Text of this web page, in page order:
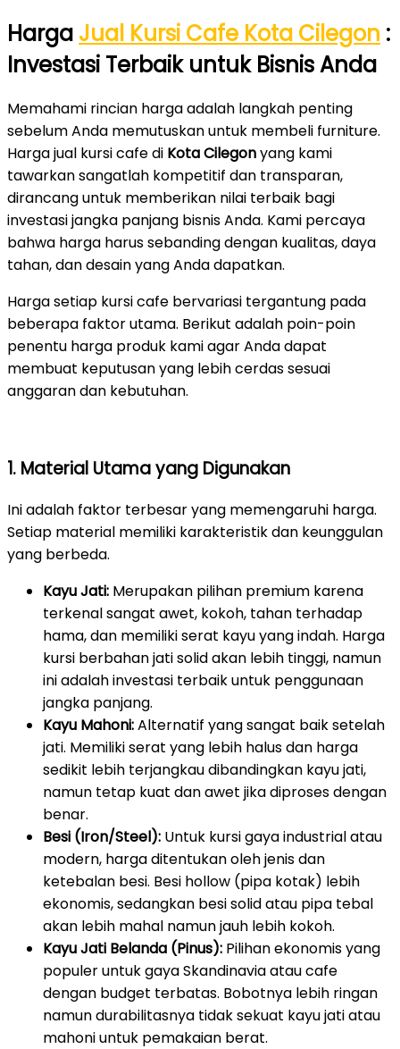
Harga Jual Kursi Cafe Kota Cilegon :
Investasi Terbaik untuk Bisnis Anda
Memahami rincian harga adalah langkah penting
sebelum Anda memutuskan untuk membeli furniture.
Harga jual kursi cafe di Kota Cilegonyang kami
tawarkan sangatlah kompetitif dan transparan,
dirancang untuk memberikan nilai terbaik bagi
investasi jangka panjang bisnis Anda. Kami percaya
bahwa harga harus sebanding dengan kualitas, daya
tahan, dan desain yang Anda dapatkan.
Harga setiap kursi cafe bervariasi tergantung pada
beberapa faktor utama. Berikut adalah poin-poin
penentu harga produk kami agar Anda dapat
membuat keputusan yang lebih cerdas sesuai
anggaran dan kebutuhan.
1. Material Utama yang Digunakan
Ini adalah faktor terbesar yang memengaruhi harga.
Setiap material memiliki karakteristik dan keunggulan
yang berbeda.
Kayu Jati: Merupakan pilihan premium karena
terkenal sangat awet, kokoh, tahan terhadap
hama, dan memiliki serat kayu yang indah. Harga
kursi berbahan jati solid akan lebih tinggi, namun
ini adalah investasi terbaik untuk penggunaan
jangka panjang.
Kayu Mahoni:Alternatif yang sangat baik setelah
jati. Memiliki serat yang lebih halus dan harga
sedikit lebih terjangkau dibandingkan kayu jati,
namun tetap kuat dan awet jika diproses dengan
benar.
Besi (Iron/Steel): Untuk kursi gaya industrial atau
modern, harga ditentukan oleh jenis dan
ketebalan besi. Besi hollow (pipa kotak) lebih
ekonomis, sedangkan besi solid atau pipa tebal
akan lebih mahal namun jauh lebih kokoh.
Kayu Jati Belanda (Pinus): Pilihan ekonomis yang
populer untuk gaya Skandinavia atau cafe
dengan budget terbatas. Bobotnya lebih ringan
namun durabilitasnya tidak sekuat kayu jati atau
mahoni untuk pemakaian berat.